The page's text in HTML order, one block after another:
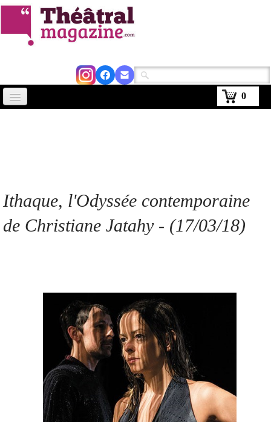
0
Agenda
Se connecter
Ithaque, l'Odyssée contemporaine
de Christiane Jatahy - (17/03/18)